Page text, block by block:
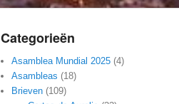
Categorieën
Asamblea Mundial 2025 (4)
Asambleas (18)
Brieven (109)